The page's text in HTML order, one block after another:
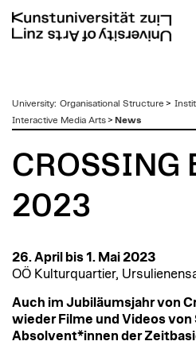
zum
Inhalt
University: Organisational Structure >
Interactive Media Arts> News
CROSSING
2023
26. April bis 1. Mai 2023
OÖ Kulturquartier,
Auch im Jubiläumsjahr von
wieder Filme und Videos von
Absolvent*innen der